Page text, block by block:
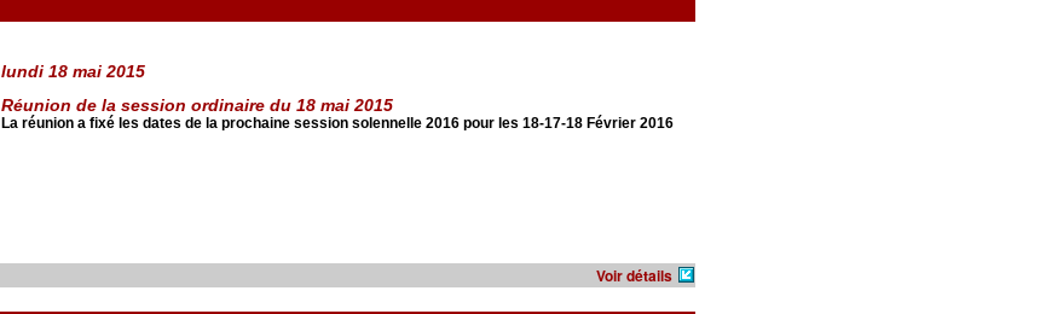
lundi 18 mai 2015
Réunion de la session ordinaire du 18 mai 2015
La réunion a fixé les dates de la prochaine session solennelle 2016 pour les 18-17-18 Février 2016
Voir détails